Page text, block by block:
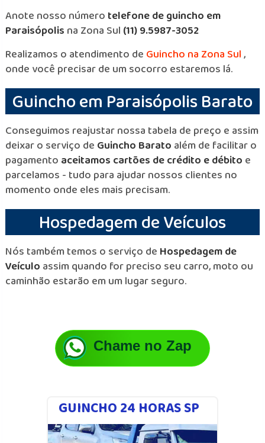
Anote nosso número telefone de guincho em
Paraisópolis na Zona Sul (11) 9.5987-3052
Realizamos o atendimento de Guincho na Zona Sul,
onde você precisar de um socorro estaremos lá.
Guincho em Paraisópolis Barato
Conseguimos reajustar nossa tabela de preço e assim
deixar o serviço de Guincho Barato além de facilitar o
pagamento aceitamos cartões de crédito e débito e
parcelamos - tudo para ajudar nossos clientes no
momento onde eles mais precisam.
Hospedagem de Veículos
Nós também temos o serviço de Hospedagem de
Veículo assim quando for preciso seu carro, moto ou
caminhão estarão em um lugar seguro.
Chame no Zap
GUINCHO 24 HORAS SP